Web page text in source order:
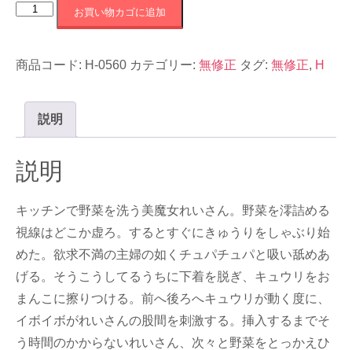
野
入
オ
ナ
ニ
ー/
れ
い
個
お買い物カゴに追加
商品コード: H-0560 カテゴリー: 無修正 タグ: 無修正, H
説明
説明
キッチンで野菜を洗う美魔女れいさん。野菜を澪詰める
視線はどこか虚ろ。するとすぐにきゅうりをしゃぶり始
めた。欲求不満の主婦の如くチュパチュパと吸い舐めあ
げる。そうこうしてるうちに下着を脱ぎ、キュウリをお
まんこに擦りつける。前へ後ろへキュウリが動く度に、
イボイボがれいさんの股間を刺激する。挿入するまでそ
う時間のかからないれいさん、次々と野菜をとっかえひ